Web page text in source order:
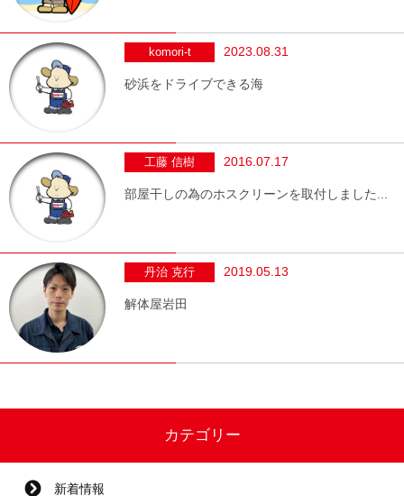
komori-t 2023.08.31
砂浜をドライブできる海
工藤 信樹 2016.07.17
部屋干しの為のホスクリーンを取付しました...
丹治 克行 2019.05.13
解体屋岩田
カテゴリー
新着情報